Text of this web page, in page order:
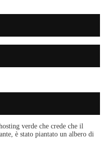
verde che crede che il
è stato piantato un albero di